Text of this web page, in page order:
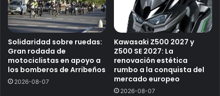
Solidaridad sobre ruedas:
Gran rodada de
motociclistas en apoyo a
los bomberos de Arribeños
2026-08-07
Kawasaki Z500 2027 y
Z500 SE 2027: La
renovación estética
rumbo a la conquista del
mercado europeo
2026-08-07